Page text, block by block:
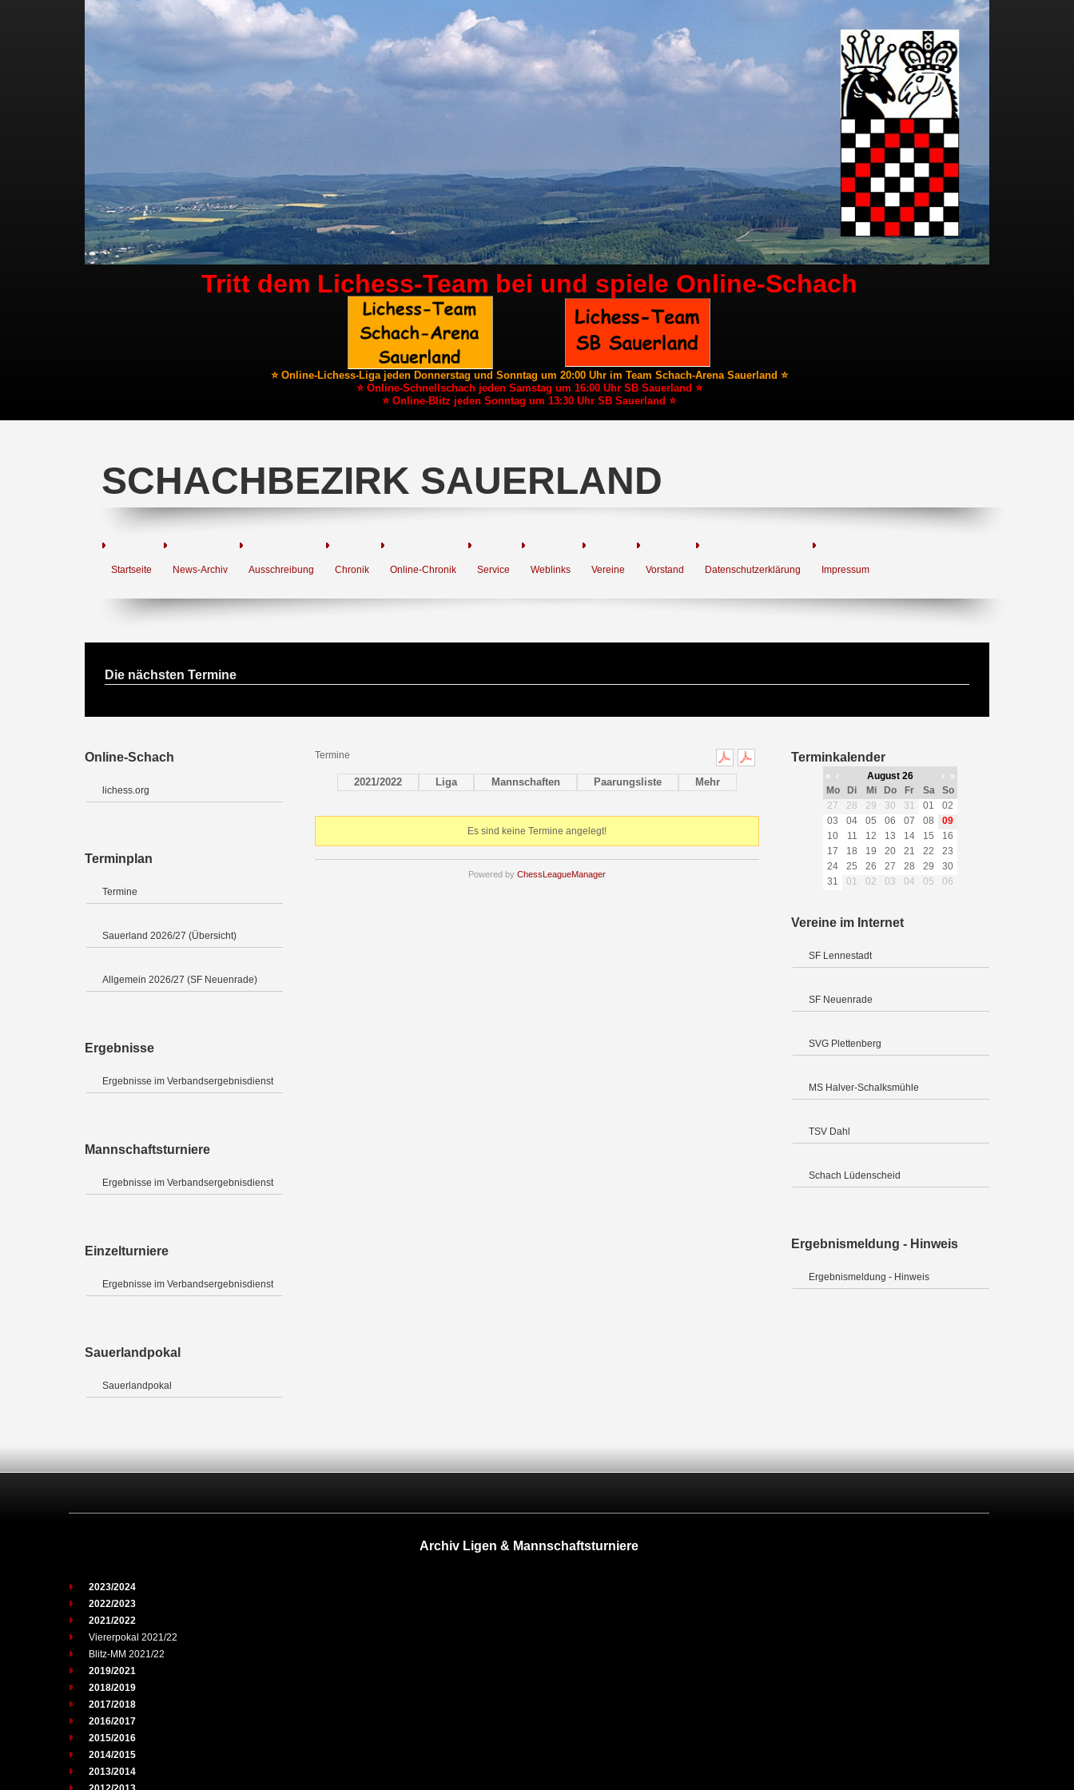
Tritt dem Lichess-Team bei und spiele Online-Schach
⭐ Online-Lichess-Liga jeden Donnerstag und Sonntag um 20:00 Uhr im Team Schach-Arena Sauerland ⭐
⭐ Online-Schnellschach jeden Samstag um 16:00 Uhr SB Sauerland ⭐
⭐ Online-Blitz jeden Sonntag um 13:30 Uhr SB Sauerland ⭐
SCHACHBEZIRK SAUERLAND
Startseite News-Archiv Ausschreibung Chronik Online-Chronik Service Weblinks Vereine Vorstand Datenschutzerklärung Impressum
Die nächsten Termine
Online-Schach
lichess.org
Terminplan
Termine
Sauerland 2026/27 (Übersicht)
Allgemein 2026/27 (SF Neuenrade)
Ergebnisse
Ergebnisse im Verbandsergebnisdienst
Mannschaftsturniere
Ergebnisse im Verbandsergebnisdienst
Einzelturniere
Ergebnisse im Verbandsergebnisdienst
Sauerlandpokal
Sauerlandpokal
Termine
2021/2022 Liga Mannschaften Paarungsliste Mehr
Es sind keine Termine angelegt!
Powered by ChessLeagueManager
Terminkalender
« ‹ August 26 ›
»
Mo
Di Mi Do Fr Sa
So
27
28 29 30 31 01
02
03
04 05 06 07 08
09
10
11 12 13 14 15
16
17
18 19 20 21 22
23
24
25 26 27 28 29
30
31
01 02 03 04 05 06
Vereine im Internet
SF Lennestadt
SF Neuenrade
SVG Plettenberg
MS Halver-Schalksmühle
TSV Dahl
Schach Lüdenscheid
Ergebnismeldung - Hinweis
Ergebnismeldung - Hinweis
Archiv Ligen & Mannschaftsturniere
2023/2024
2022/2023
2021/2022
Viererpokal 2021/22
Blitz-MM 2021/22
2019/2021
2018/2019
2017/2018
2016/2017
2015/2016
2014/2015
2013/2014